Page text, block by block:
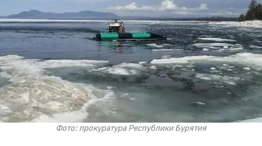
Фото: прокуратура Республики Бурятия